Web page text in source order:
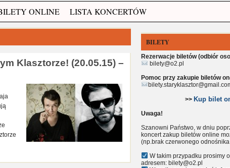
ONLINE LISTA KONCERTÓW
BILETY
Rezerwacje biletów (odbiór
bilety@o2.pl
Pomoc przy zakupie biletów
>> Kup bilet
Uwaga!
Szanowni Państwo, w dniu
koncert zakup biletów online
(np.brak czerwonego
W takim przypadku prosimy
adresem: bilety@o2.pl
Klasztorze! (20.05.15) –